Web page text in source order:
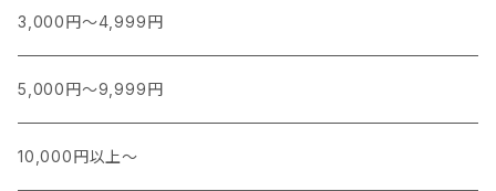
3,000円～4,999円
5,000円～9,999円
10,000円以上～